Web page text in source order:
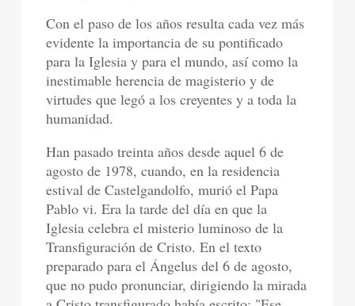
Con el paso de los años resulta cada vez más
evidente la importancia de su pontificado
para la Iglesia y para el mundo, así como la
inestimable herencia de magisterio y de
virtudes que legó a los creyentes y a toda la
humanidad.
Han pasado treinta años desde aquel 6 de
agosto de 1978, cuando, en la residencia
estival de Castelgandolfo, murió el Papa
Pablo vi. Era la tarde del día en que la
Iglesia celebra el misterio luminoso de la
Transfiguración de Cristo. En el texto
preparado para el Ángelus del 6 de agosto,
que no pudo pronunciar, dirigiendo la mirada